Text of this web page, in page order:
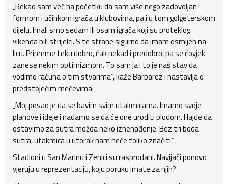
„Rekao sam već na početku da sam više nego zadovoljan
formom i učinkom igrača u klubovima, pa i u tom golgeterskom
dijelu. Imali smo sedam ili osam igrača koji su proteklog
vikenda bili strijelci. S te strane sigurno da imam osmijeh na
licu. Pripreme teku dobro, čak nekad i predobro, pa se čovjek
zanese nekim optimizmom. To sam ja i to je naš stav da
vodimo računa o tim stvarima“, kaže Barbarez i nastavlja o
predstojećim mečevima:
„Moj posao je da se bavim svim utakmicama. Imamo svoje
planove i ideje i nadamo se da će one uroditi plodom. Hajde da
ostavimo za sutra možda neko iznenađenje. Bez tri boda
sutra, utakmica u utorak nam neće toliko značiti.“
Stadioni u San Marinu i Zenici su rasprodani. Navijači ponovo
vjeruju u reprezentaciju, koju poruku imate za njih?